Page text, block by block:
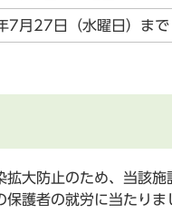
7月27日（水曜日）まで
大防止のため、当該
護者の就労に当たり